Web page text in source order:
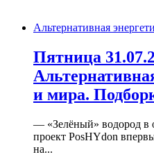
Альтернативная
Пятница
и мира.
— «Зелёный» водород в
проект PosHYdon
на...